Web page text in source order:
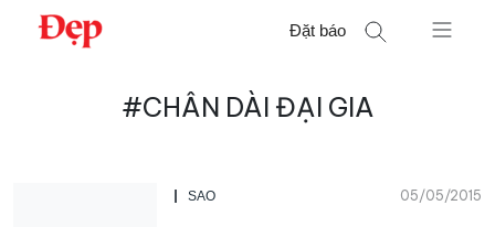
Chuyển
Đặt báo
#CHÂN DÀI ĐẠI GIA
SAO 05/05/2015